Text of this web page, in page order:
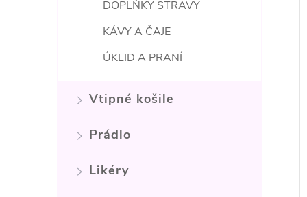
DOPLŇKY STRAVY
KÁVY A ČAJE
ÚKLID A PRANÍ
Vtipné košile
Prádlo
Likéry